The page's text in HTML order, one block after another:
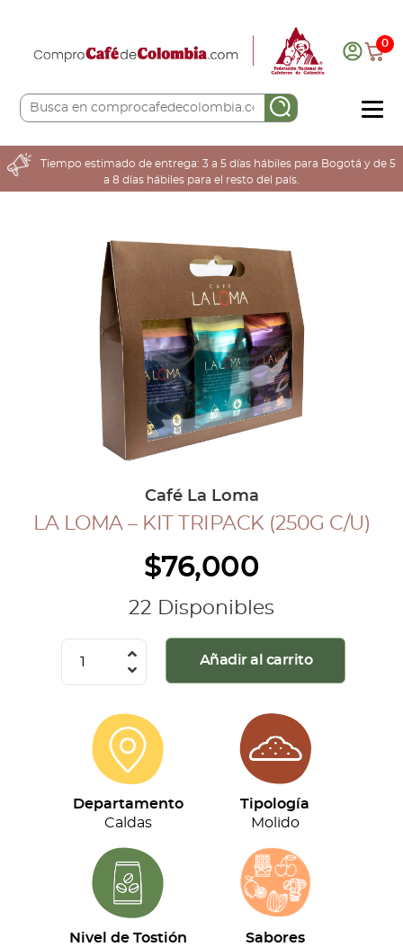
0
COMPRA AQUÍ
COLOMBIA CAFETERA
COLECCIÓN CAFETERA
INGRESAR
Cerrar Sesión
Tiempo estimado de entrega: 3 a 5 días hábiles para Bogotá y de 5
a 8 días hábiles para el resto del país.
Café La Loma
LA LOMA – KIT TRIPACK (250G C/U)
$76,000
22 Disponibles
Tripack
c/u)
cantidad
Añadir al carrito
Departamento
Caldas
Tipología
Molido
Nivel de Tostión
Sabores